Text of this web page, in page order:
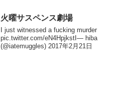
火曜サスペンス劇場
I just witnessed a fucking murder
pic.twitter.com/eN4HpjkstI— hiba
(@iatemuggles) 2017年2月21日